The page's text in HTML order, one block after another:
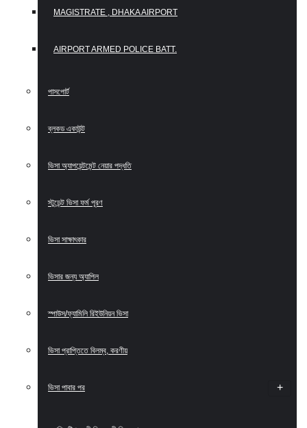
MAGISTRATE , DHAKA AIRPORT
AIRPORT ARMED POLICE BATT.
পাসপোর্ট
ব্লকড একাউন্ট
ভিসা অ্যাপয়েন্টমেন্ট নেয়ার পদ্ধতি
স্টুডেন্ট ভিসা ফর্ম পূরণ
ভিসা সাক্ষাৎকার
ভিসার জন্য অ্যাপিল
স্পাউস/ফ্যামিলি রিইউনিয়ন ভিসা
ভিসা প্রাপ্তিতে বিলম্ব, করণীয়
ভিসা পাবার পর